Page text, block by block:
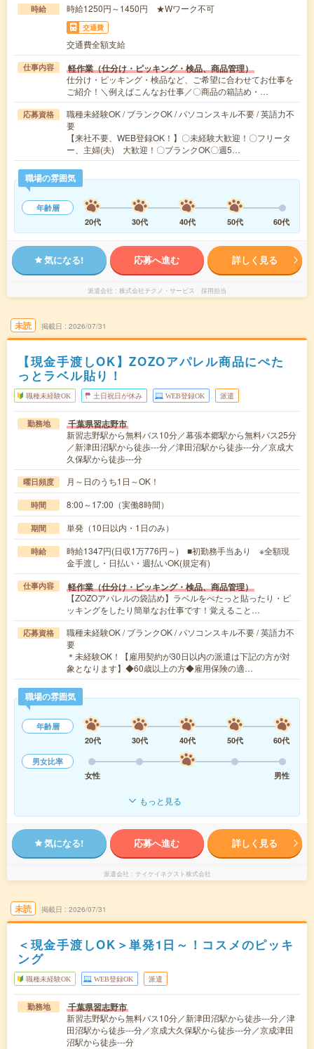
時給 時給1250円～1450円 ★Wワーク不可
交通費
交通費全額支給
仕事内容 軽作業（仕分け・ピッキング・検品、商品管理）
仕分け・ピッキング・検品など、ご希望に合わせてお仕事を
ご紹介！＼例えばこんなお仕事／〇商品の箱詰め・…
応募資格
職種未経験OK / ブランクOK / パソコンスキル不要 / 英語力不
要
【来社不要、WEB登録OK！】〇未経験大歓迎！〇フリータ
ー、主婦(夫) 大歓迎！〇ブランクOK〇週5…
職場の雰囲気
年齢層
20代
30代 40代 50代 60代
気になる! 応募へ進む 詳しく見る
派遣会社 株式会社テクノ・サービス 採用担当
未読 掲載日 2026/07/31
【現金手渡しOK】ZOZOアパレル商品にぺた
っとラベル貼り！
職種未経験OK 土日祝日が休み WEB登録OK 派遣
勤務地 千葉県習志野市
新習志野駅から無料バス10分／幕張本郷駅から無料バス25分
／新津田沼駅から徒歩---分／津田沼駅から徒歩---分／京成大
久保駅から徒歩---分
曜日頻度 月～日のうち1日～OK！
時間 8:00～17:00（実働8時間）
期間 単発（10日以内・1日のみ）
時給
時給1347円(日収1万776円～) ■初勤務手当あり ※全額現
金手渡し・日払い・週払いOK(規定有)
仕事内容 軽作業（仕分け・ピッキング・検品、商品管理）
【ZOZOアパレルの袋詰め】ラベルをぺたっと貼ったり・ピ
ッキングをしたり簡単なお仕事です！覚えること…
応募資格
職種未経験OK / ブランクOK / パソコンスキル不要 / 英語力不
要
＊未経験OK！【雇用契約が30日以内の派遣は下記の方が対
象となります】◆60歳以上の方◆雇用保険の適…
職場の雰囲気
年齢層
20代
30代 40代 50代
60代
男女比率
女性
男性
もっと見る
気になる! 応募へ進む 詳しく見る
派遣会社 テイケイネクスト株式会社
未読 掲載日 2026/07/31
＜現金手渡しOK＞単発1日～！コスメのピッキ
ング
職種未経験OK WEB登録OK 派遣
勤務地 千葉県習志野市
新習志野駅から無料バス10分／新津田沼駅から徒歩---分／津
田沼駅から徒歩---分／京成大久保駅から徒歩---分／京成津田
沼駅から徒歩---分